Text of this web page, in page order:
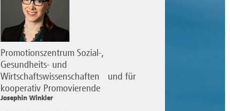
Promotionszentrum Sozial-,
Gesundheits- und
Wirtschaftswissenschaften und für
kooperativ Promovierende
Josephin Winkler